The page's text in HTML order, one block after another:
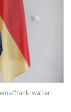
frank-walter-